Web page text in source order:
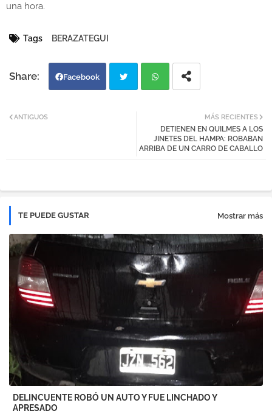
una hora.
Tags BERAZATEGUI
Facebook
atsa
MÁS RECIENTES
DETIENEN EN QUILMES A LOS
JINETES DEL HAMPA: ROBABAN
ARRIBA DE UN CARRO DE CABALLO
ANTIGUOS
TE PUEDE GUSTAR Mostrar más
DELINCUENTE ROBÓ UN AUTO Y FUE LINCHADO Y
APRESADO